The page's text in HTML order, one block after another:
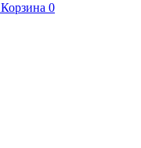
Корзина 0